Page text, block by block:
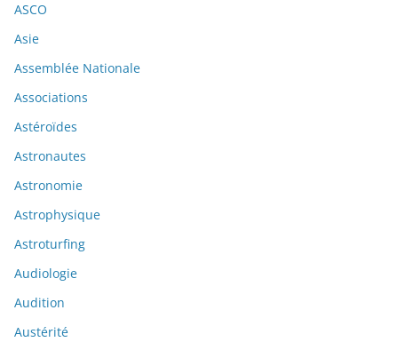
ASCO
Asie
Assemblée Nationale
Associations
Astéroïdes
Astronautes
Astronomie
Astrophysique
Astroturfing
Audiologie
Audition
Austérité